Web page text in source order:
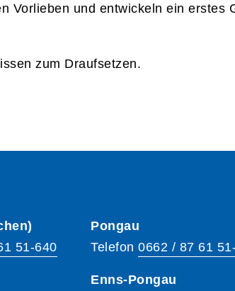
Vorlieben und entwickeln ein erstes
zum Draufsetzen.
51-640
Pongau
Telefon 0662 / 87 61
Enns-Pongau